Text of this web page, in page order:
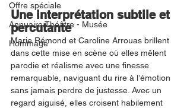
Offre spéciale
Annuaire Théâtre - Musée
Hommage
Une interprétation subtile et
percutante
Marie Rémond et Caroline Arrouas brillent
dans cette mise en scène où elles mêlent
parodie et réalisme avec une finesse
remarquable, naviguant du rire à l’émotion
sans jamais perdre de justesse. Avec un
regard aiguisé, elles croisent habilement